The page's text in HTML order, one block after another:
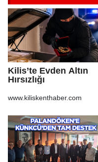
Kilis’te Evden Altın
Hırsızlığı
www.kiliskenthaber.com